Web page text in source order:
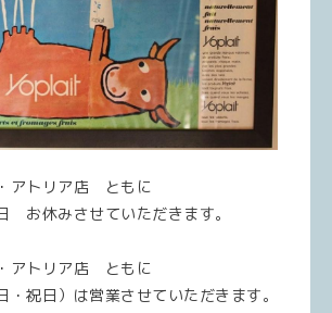
アトリア店 ともに
お休みさせていただきます。
アトリア店 ともに
・祝日）は営業させていただきます。